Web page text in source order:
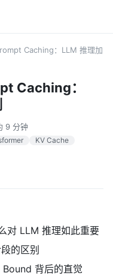
Caching：LLM 推理加
Caching：
9 分钟
KV Cache
对 LLM 推理如此重要
的区别
背后的直觉